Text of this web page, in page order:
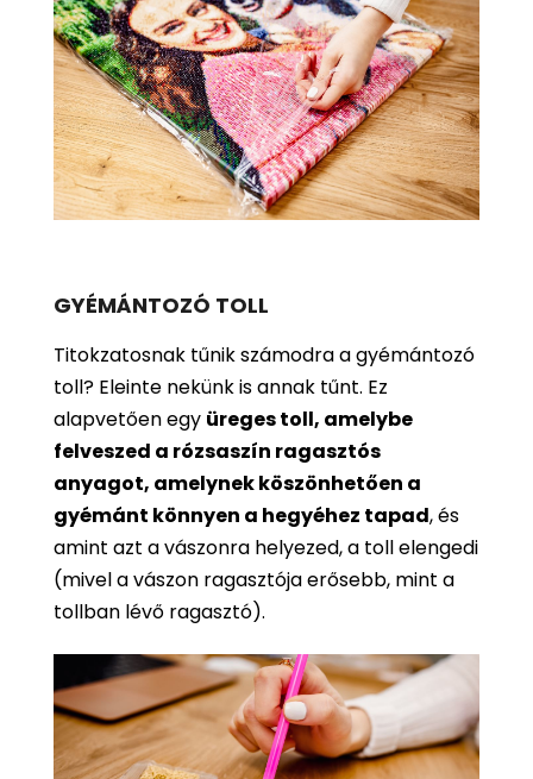
GYÉMÁNTOZÓ TOLL
Titokzatosnak tűnik számodra a gyémántozó
toll? Eleinte nekünk is annak tűnt. Ez
alapvetően egy üreges toll, amelybe
felveszed a rózsaszín ragasztós
anyagot, amelynek köszönhetően a
gyémánt könnyen a hegyéhez tapad, és
amint azt a vászonra helyezed, a toll elengedi
(mivel a vászon ragasztója erősebb, mint a
tollban lévő ragasztó).